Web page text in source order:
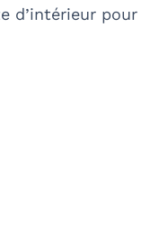
d’intérieur